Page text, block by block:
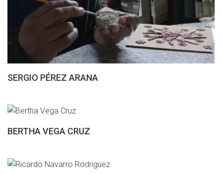
SERGIO PÉREZ ARANA
BERTHA VEGA CRUZ